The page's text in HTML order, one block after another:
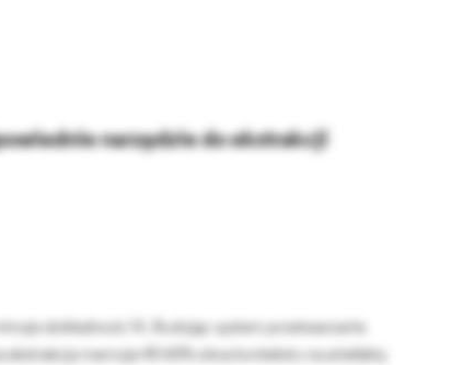
narzędzie do ekstrakcji
dokładność AI. Budując system przetwarzania
marnuje 40-60% okna kontekstu na artefakty